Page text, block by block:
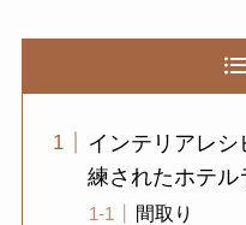
インテリアレ
練されたホテル
間取り